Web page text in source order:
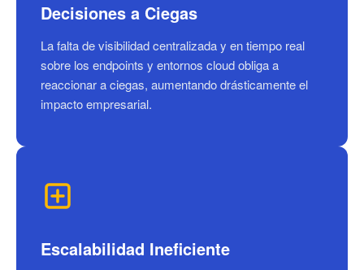
Decisiones a Ciegas
La falta de visibilidad centralizada y en tiempo real
sobre los endpoints y entornos cloud obliga a
reaccionar a ciegas, aumentando drásticamente el
impacto empresarial.
Escalabilidad Ineficiente